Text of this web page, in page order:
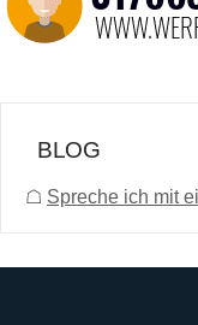
BLOG
☖ Spreche ich mit